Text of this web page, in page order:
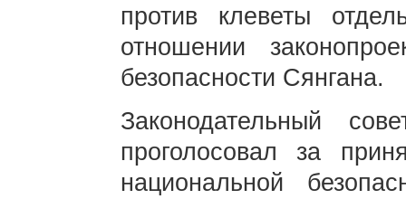
против клеветы
отношении
безопасности Сянгана.
Законодательный
проголосовал за
национальной